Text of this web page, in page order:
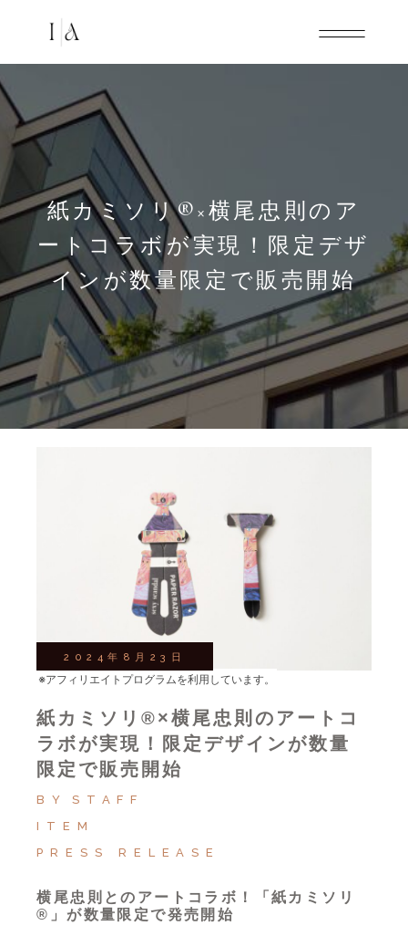
紙カミソリ®×横尾忠則のア
ートコラボが実現！限定デザ
インが数量限定で販売開始
2024年8月23日
紙カミソリ®×横尾忠則のアートコ
ラボが実現！限定デザインが数量
限定で販売開始
BY
STAFF
ITEM
PRESS RELEASE
横尾忠則とのアートコラボ！「紙カミソリ
®」が数量限定で発売開始
※アフィリエイトプログラムを利用しています。